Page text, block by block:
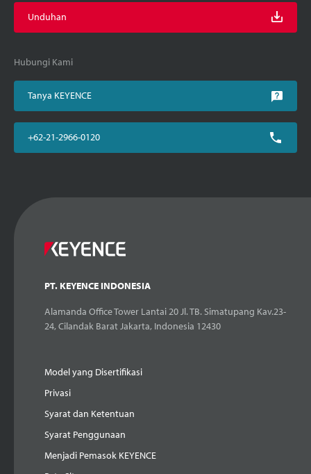
Unduhan
Hubungi Kami
Tanya KEYENCE
+62-21-2966-0120
PT. KEYENCE INDONESIA
Alamanda Office Tower Lantai 20 Jl. TB. Simatupang Kav.23-
24, Cilandak Barat Jakarta, Indonesia 12430
Model yang Disertifikasi
Privasi
Syarat dan Ketentuan
Syarat Penggunaan
Menjadi Pemasok KEYENCE